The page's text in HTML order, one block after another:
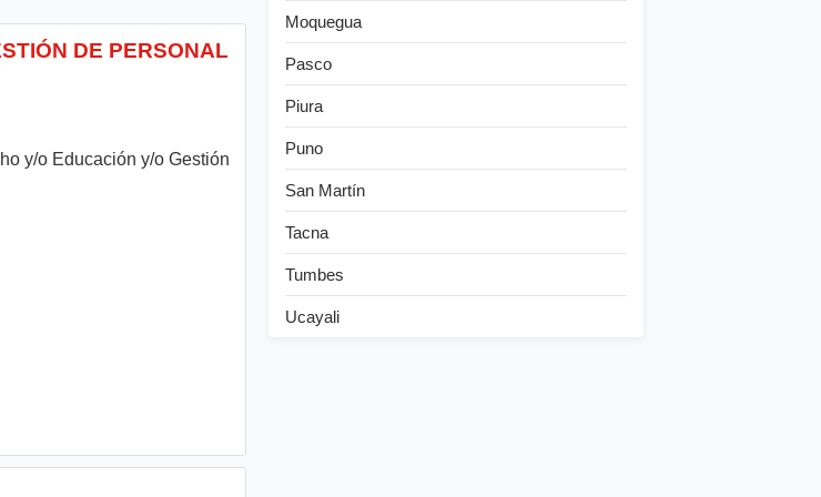
DE PERSONAL
y/o Educación y/o Gestión
Moquegua
Pasco
Piura
Puno
San Martín
Tacna
Tumbes
Ucayali